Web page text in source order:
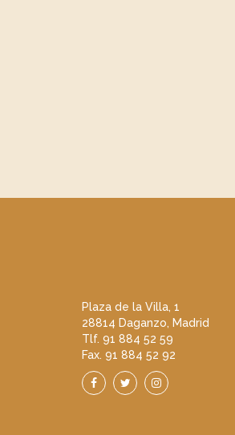
Plaza de la Villa, 1
28814 Daganzo, Madrid
Tlf. 91 884 52 59
Fax. 91 884 52 92